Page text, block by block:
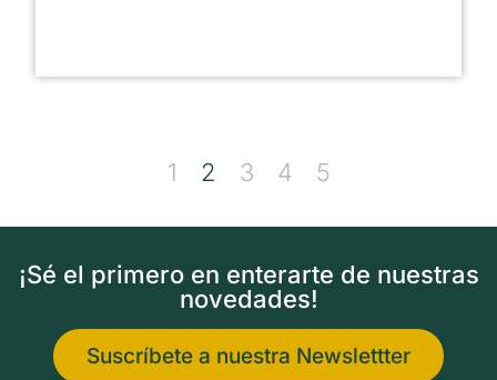
1 2 3 4 5
¡Sé el primero en enterarte de nuestras
novedades!
Suscríbete a nuestra Newslettter